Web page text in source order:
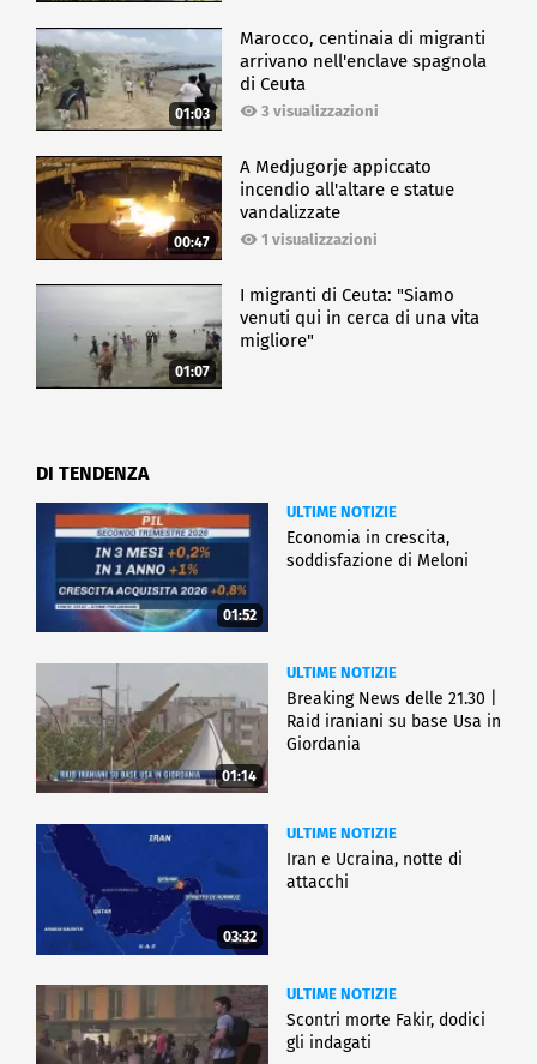
01:03
Marocco, centinaia di migranti
arrivano nell'enclave spagnola
di Ceuta
3 visualizzazioni
00:47
A Medjugorje appiccato
incendio all'altare e statue
vandalizzate
1 visualizzazioni
01:07
I migranti di Ceuta: "Siamo
venuti qui in cerca di una vita
migliore"
DI TENDENZA
01:52
ULTIME NOTIZIE
Economia in crescita,
soddisfazione di Meloni
01:14
ULTIME NOTIZIE
Breaking News delle 21.30 |
Raid iraniani su base Usa in
Giordania
03:32
ULTIME NOTIZIE
Iran e Ucraina, notte di
attacchi
ULTIME NOTIZIE
Scontri morte Fakir, dodici
gli indagati